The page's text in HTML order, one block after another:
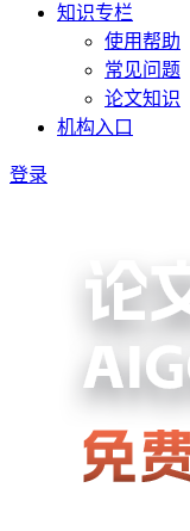
知识专栏
使用帮助
常见问题
论文知识
机构入口
登录